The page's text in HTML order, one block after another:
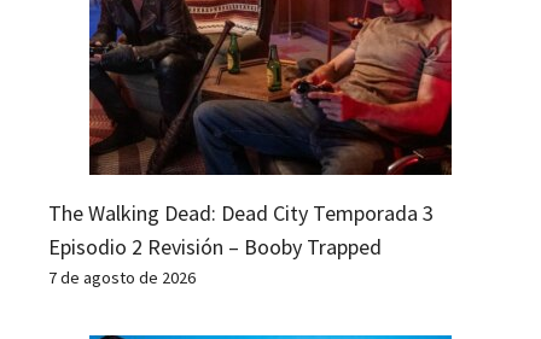
The Walking Dead: Dead City Temporada 3
Episodio 2 Revisión – Booby Trapped
7 de agosto de 2026